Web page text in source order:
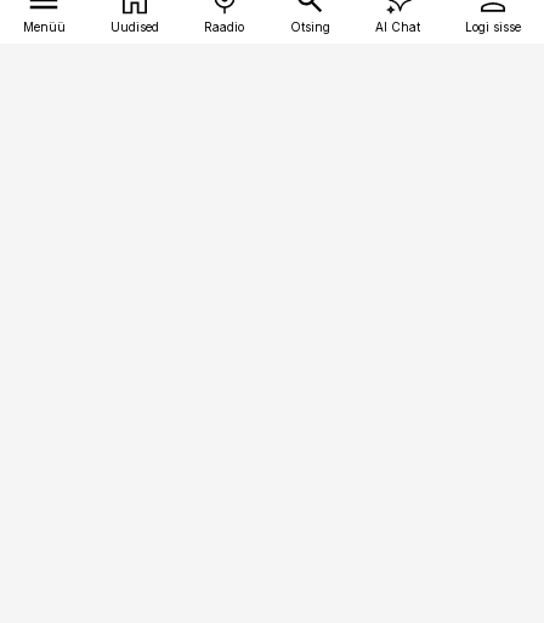
Menüü Uudised Raadio Otsing AI Chat Logi sisse